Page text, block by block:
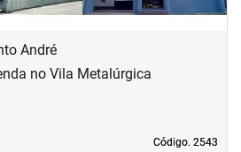
André
Código. 2543
Código. 2543
no Vila Metalúrgica